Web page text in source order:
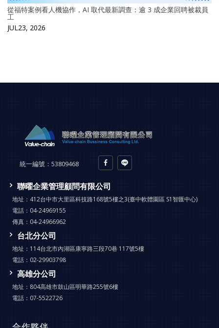
從福特案例看人機協作，AI 取代最新調查：逾 3 成企業回聘被裁員
工
JUL23, 2026
統一編號： 53809468
聯曜企業管理顧問有限公司
地址： 412台中市大里區科技路168號5樓之3(臺中軟體園區 S1智匯中心)
電話： 04-24969155
傳真： 04-24966962
台北分公司
地址： 114台北市內湖區康寧路三段70巷 117號5樓
電話： 02-29903798
高雄分公司
地址： 804高雄市鼓山區明華路255號6樓
電話： 07-5522726